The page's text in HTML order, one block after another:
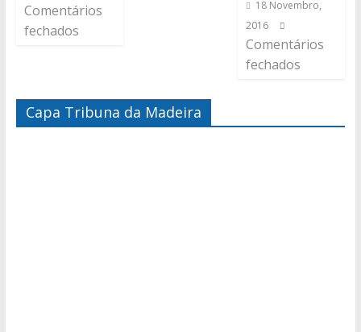
Comentários
fechados
18 Novembro,
2016
Comentários
fechados
Capa Tribuna da Madeira